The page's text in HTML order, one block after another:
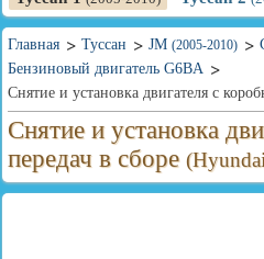
Главная Туссан JM (2005-2010)
Бензиновый двигатель G6BA
Снятие и установка двигателя с
Снятие и установка
передач в сборе